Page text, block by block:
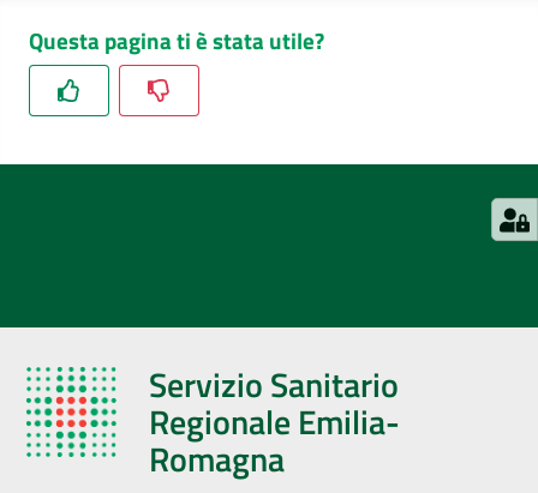
Questa pagina ti è stata utile?
Servizio Sanitario
Regionale Emilia-
Romagna